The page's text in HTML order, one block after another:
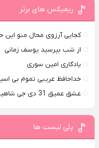
ریمیکس های برتر
کجایی آرزوی محال منو این
از شب بپرسید یوسف زمانی
یادگاری امین سوری
خداحافظ غریبی تموم بی
عشق عمیق 31 دی جی شاهین
پلی لیست ها